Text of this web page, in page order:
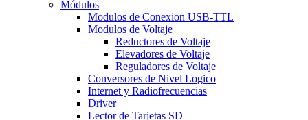
Módulos
Modulos de Conexion USB-TTL
Modulos de Voltaje
Reductores de Voltaje
Elevadores de Voltaje
Reguladores de Voltaje
Conversores de Nivel Logico
Internet y Radiofrecuencias
Driver
Lector de Tarjetas SD